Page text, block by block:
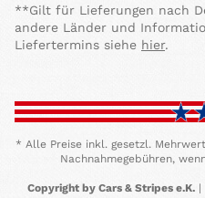
**Gilt für Lieferungen nach
andere Länder und
Liefertermins siehe hier.
* Alle Preise inkl. gesetzl.
Nachnahmegebühren,
Copyright by Cars & Stripes e.K. |